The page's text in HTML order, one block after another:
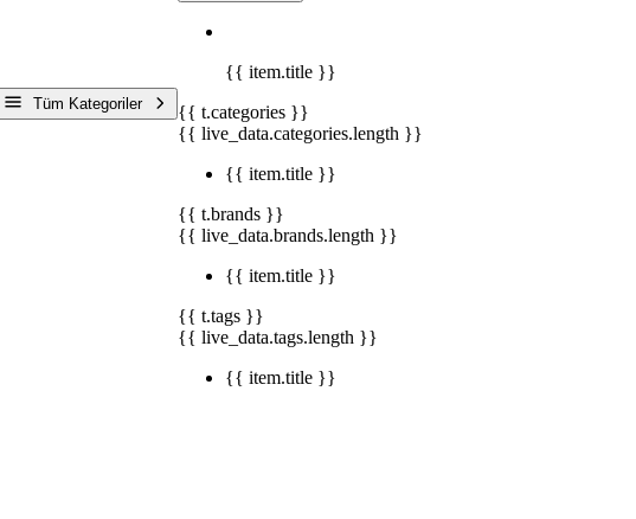
Tüm Kategoriler
{{ item.title }}
{{ t.categories }}
{{ live_data.categories.length }}
{{ item.title }}
{{ t.brands }}
{{ live_data.brands.length }}
{{ item.title }}
{{ t.tags }}
{{ live_data.tags.length }}
{{ item.title }}